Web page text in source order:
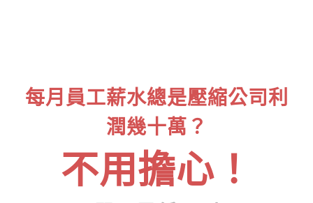
每月員工薪水總是壓縮公司利
潤幾十萬？
不用擔心！